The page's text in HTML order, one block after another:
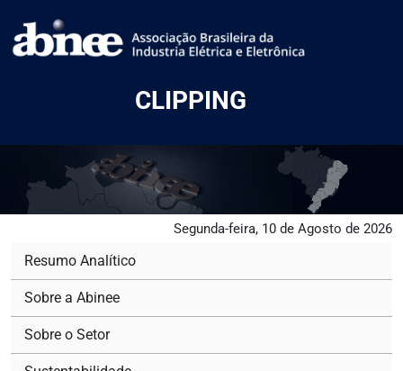
CLIPPING
Segunda-feira, 10 de Agosto de 2026
Resumo Analítico
Sobre a Abinee
Sobre o Setor